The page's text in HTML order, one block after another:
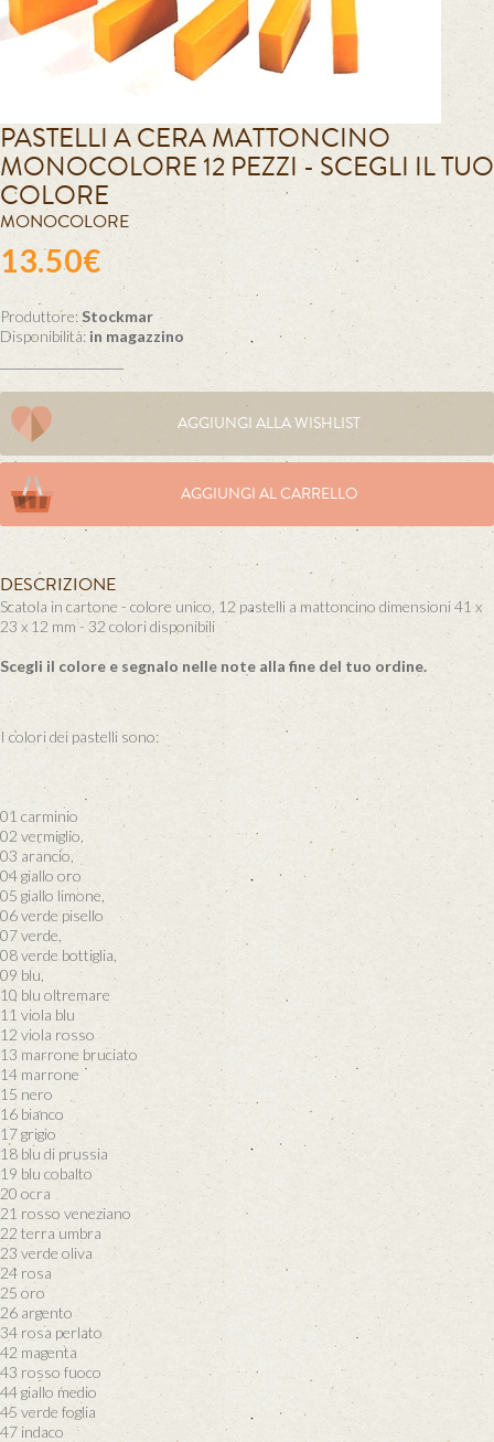
PASTELLI A CERA MATTONCINO
MONOCOLORE 12 PEZZI - SCEGLI IL TUO
COLORE
MONOCOLORE
13.50€
Produttore:Stockmar
Disponibilità: in magazzino
AGGIUNGI ALLA WISHLIST
AGGIUNGI AL CARRELLO
DESCRIZIONE
Scatola in cartone - colore unico, 12 pastelli a mattoncino dimensioni 41 x
23 x 12 mm - 32 colori disponibili
Scegli il colore e segnalo nelle note alla fine del tuo ordine.
I colori dei pastelli sono:
01 carminio
02 vermiglio,
03 arancio,
04 giallo oro
05 giallo limone,
06 verde pisello
07 verde,
08 verde bottiglia,
09 blu,
10 blu oltremare
11 viola blu
12 viola rosso
13 marrone bruciato
14 marrone
15 nero
16 bianco
17 grigio
18 blu di prussia
19 blu cobalto
20 ocra
21 rosso veneziano
22 terra umbra
23 verde oliva
24 rosa
25 oro
26 argento
34 rosa perlato
42 magenta
43 rosso fuoco
44 giallo medio
45 verde foglia
47 indaco